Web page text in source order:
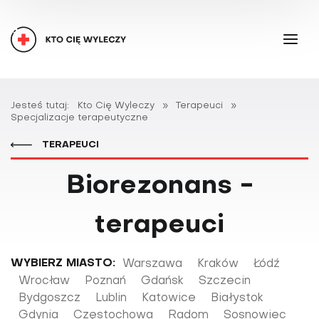
Jesteś tutaj: Kto Cię Wyleczy » Terapeuci
»
Specjalizacje terapeutyczne
TERAPEUCI
Biorezonans -
terapeuci
WYBIERZ MIASTO: Warszawa Kraków
Łódź
Wrocław
Poznań Gdańsk
Szczecin
Bydgoszcz
Lublin Katowice
Białystok
Gdynia
Częstochowa Radom
Sosnowiec